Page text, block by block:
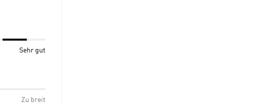
Sehr gut
Zu breit